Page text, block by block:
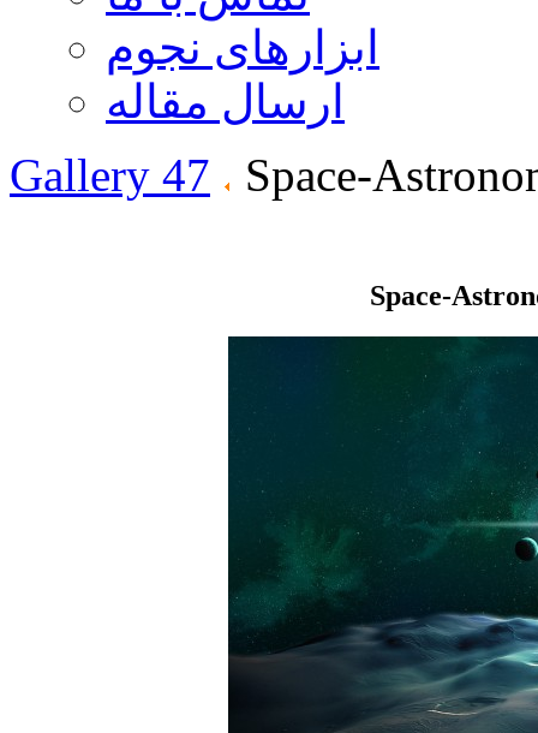
ابزارهای نجوم
ارسال مقاله
Gallery 47
Space-
Space-